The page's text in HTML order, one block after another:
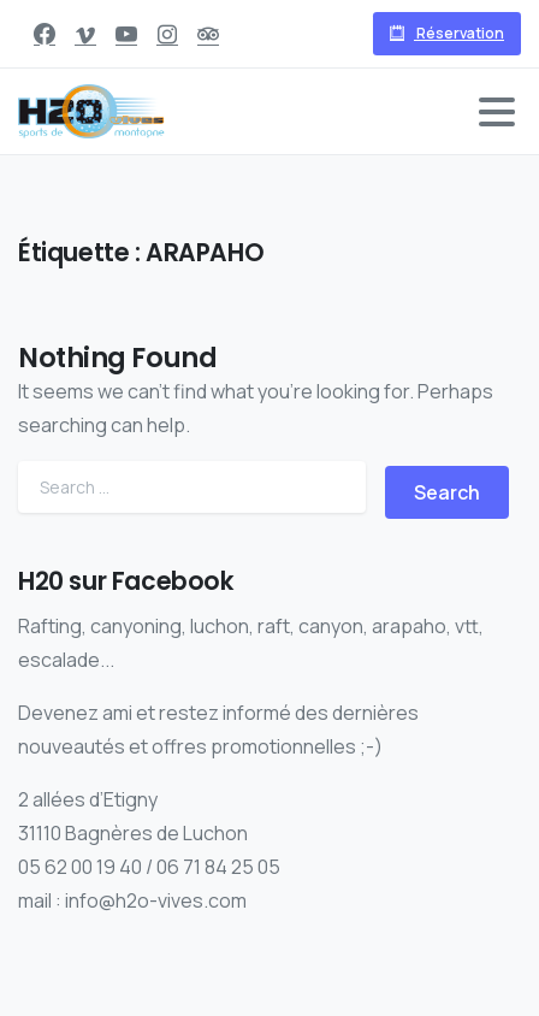
Réservation
Étiquette :ARAPAHO
Nothing Found
It seems we can’t find what you’re looking for. Perhaps
searching can help.
Search for:
H20 sur Facebook
Rafting, canyoning, luchon, raft, canyon, arapaho, vtt,
escalade...
Devenez ami et restez informé des dernières
nouveautés et offres promotionnelles ;-)
2 allées d’Etigny
31110 Bagnères de Luchon
05 62 00 19 40 / 06 71 84 25 05
mail : info@h2o-vives.com